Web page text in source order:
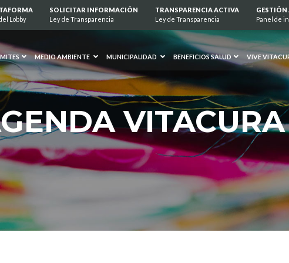
Lobby
SOLICITAR INFORMACIÓN
Ley de Transparencia
TRANSPARENCIA ACTIVA
Ley de Transparencia
GESTIÓN
Panel de
MEDIO AMBIENTE MUNICIPALIDAD BENEFICIOS SALUD VIVE
VITACURA